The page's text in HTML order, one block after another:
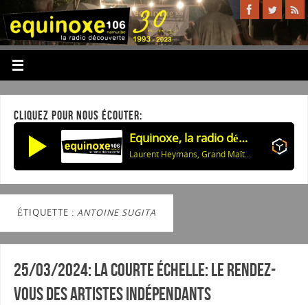
CLIQUEZ POUR NOUS ÉCOUTER:
Equinoxe, la radio découverte
Laurent Heymans, Grand Maître de la Confrérie: La Programmation des Nuits de Buley 2026
ÉTIQUETTE : ANTOINE SUGITA
25/03/2024: La courte échelle: Le rendez-
vous des artistes indépendants